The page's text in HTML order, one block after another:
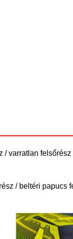
/ varratlan felsőrész
/ beltéri papucs